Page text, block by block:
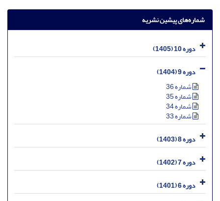
شماره‌های پیشین نشریه
دوره 10 (1405)
دوره 9 (1404)
شماره 36
شماره 35
شماره 34
شماره 33
دوره 8 (1403)
دوره 7 (1402)
دوره 6 (1401)